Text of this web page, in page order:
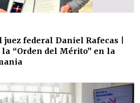
federal Daniel Rafecas |
la “Orden del Mérito” en la